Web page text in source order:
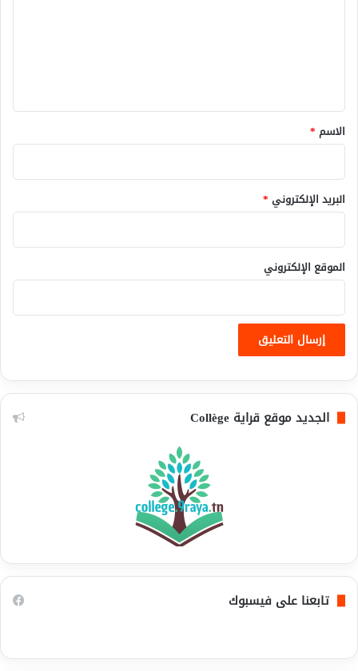
*
الاسم *
البريد الإلكتروني *
الموقع الإلكتروني
الجديد موقع قراية Collège
تابعنا على فيسبوك